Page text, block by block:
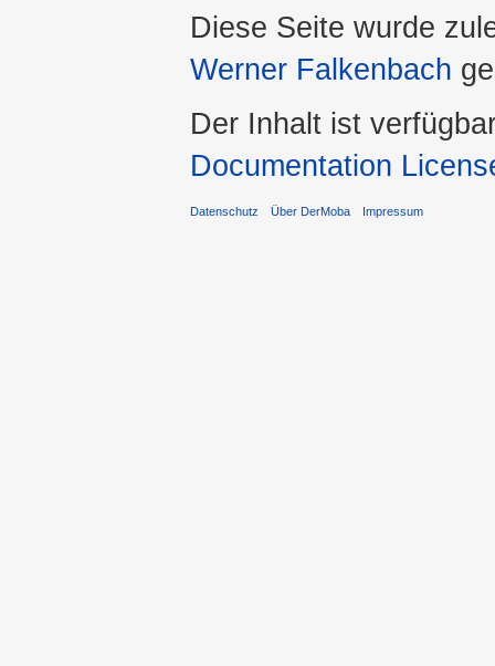
Diese Seite wurde
Werner Falkenbach
Der Inhalt ist
Documentation
Datenschutz Über DerMoba Impressum